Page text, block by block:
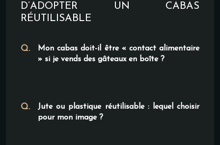
D’ADOPTER UN CABAS
RÉUTILISABLE
Mon cabas doit-il être « contact alimentaire
» si je vends des gâteaux en boîte ?
Jute ou plastique réutilisable : lequel choisir
pour mon image ?